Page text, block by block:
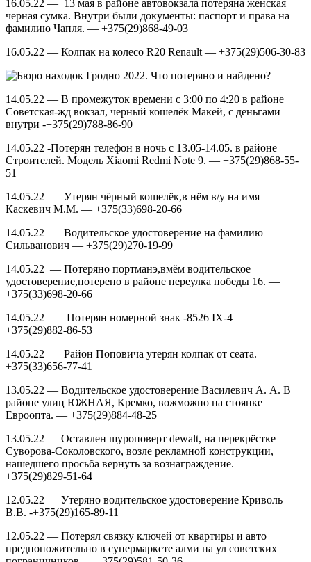
16.05.22 — 13 мая в районе автовокзала потеряна женская
черная сумка. Внутри были документы: паспорт и права на
фамилию Чапля. — +375(29)868-49-03
16.05.22 — Колпак на колесо R20 Renault — +375(29)506-30-83
14.05.22 — В промежуток времени с 3:00 по 4:20 в районе
Советская-жд вокзал, черный кошелёк Макей, с деньгами
внутри -+375(29)788-86-90
14.05.22 -Потерян телефон в ночь с 13.05-14.05. в районе
Строителей. Модель Xiaomi Redmi Note 9. — +375(29)868-55-
51
14.05.22 — Утерян чёрный кошелёк,в нём в/у на имя
Каскевич М.М. — +375(33)698-20-66
14.05.22 — Водительское удостоверение на фамилию
Сильванович — +375(29)270-19-99
14.05.22 — Потеряно портманэ,вмём водительское
удостоверение,потерено в районе переулка победы 16. —
+375(33)698-20-66
14.05.22 — Потерян номерной знак -8526 IX-4 —
+375(29)882-86-53
14.05.22 — Район Поповича утерян колпак от сеата. —
+375(33)656-77-41
13.05.22 — Водительское удостоверение Василевич А. А. В
районе улиц ЮЖНАЯ, Кремко, вожможно на стоянке
Евроопта. — +375(29)884-48-25
13.05.22 — Оставлен шуроповерт dewalt, на перекрёстке
Суворова-Соколовского, возле рекламной конструкции,
нашедшего просьба вернуть за вознаграждение. —
+375(29)829-51-64
12.05.22 — Утеряно водительское удостоверение Криволь
В.В. -+375(29)165-89-11
12.05.22 — Потерял связку ключей от квартиры и авто
предпопожительно в супермаркете алми на ул советских